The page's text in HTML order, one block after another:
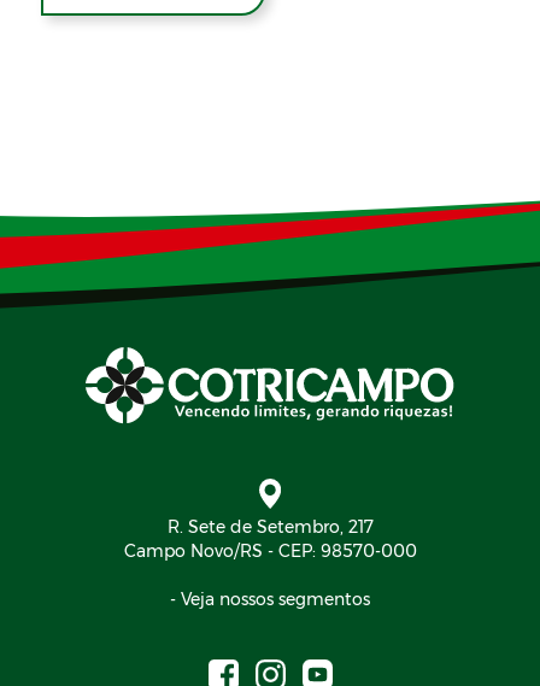
R. Sete de Setembro, 217
Campo Novo/RS - CEP: 98570-000
- Veja nossos segmentos